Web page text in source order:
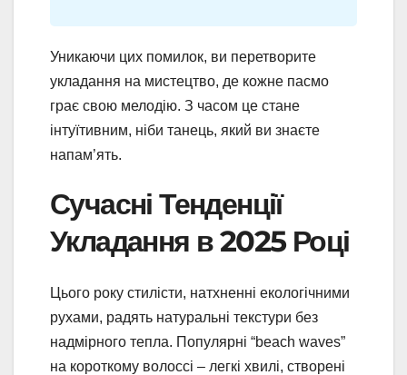
Уникаючи цих помилок, ви перетворите
укладання на мистецтво, де кожне пасмо
грає свою мелодію. З часом це стане
інтуїтивним, ніби танець, який ви знаєте
напам’ять.
Сучасні Тенденції
Укладання в 2025 Році
Цього року стилісти, натхненні екологічними
рухами, радять натуральні текстури без
надмірного тепла. Популярні “beach waves”
на короткому волоссі – легкі хвилі, створені